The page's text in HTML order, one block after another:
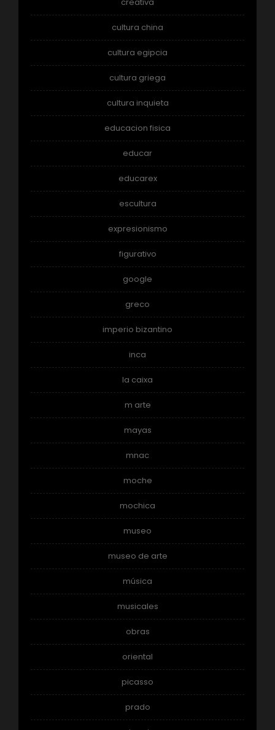
cultura china
cultura egipcia
cultura griega
cultura inquieta
educacion fisica
educar
educarex
escultura
expresionismo
figurativo
google
greco
imperio bizantino
inca
la caixa
m arte
mayas
mnac
moche
mochica
museo
museo de arte
música
musicales
obras
oriental
picasso
prado